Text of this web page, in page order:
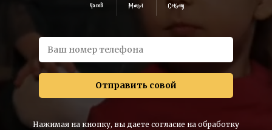
Часов Минут Секунд
Отправить совой
Нажимая на кнопку, вы даете согласие на обработку